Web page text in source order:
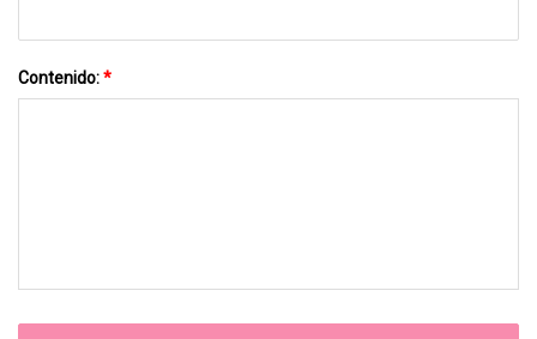
Contenido:*